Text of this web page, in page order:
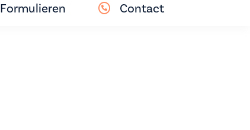
Formulieren Contact